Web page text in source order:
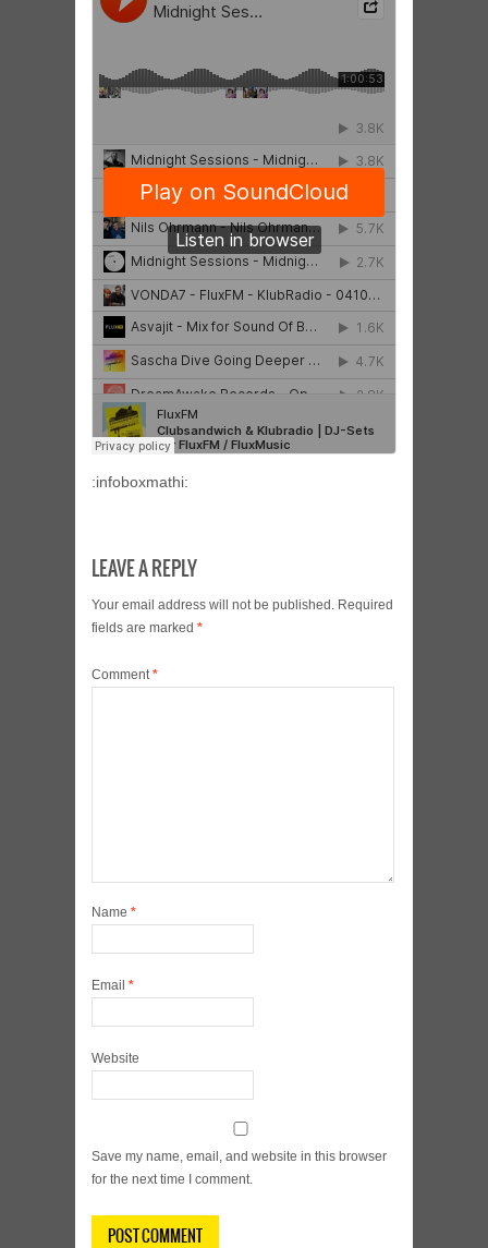
:infoboxmathi:
LEAVE A REPLY
Your email address will not be published. Required
fields are marked *
Comment*
Name *
Email *
Website
Save my name, email, and website in this browser
for the next time I comment.